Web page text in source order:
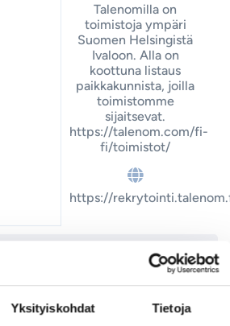
Yksityiskohdat Tietoja
Talenomilla on
toimistoja ympäri
Suomen Helsingistä
Ivaloon. Alla on
koottuna listaus
paikkakunnista, joilla
toimistomme
sijaitsevat.
https://talenom.com/fi-
fi/toimistot/
https://
tilitoimisto-osaamisen ja